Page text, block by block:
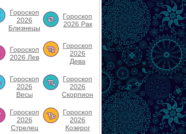
Гороскоп
2026
Близнецы
Гороскоп
2026 Рак
Гороскоп
2026 Лев
Гороскоп
2026
Дева
Гороскоп
2026
Весы
Гороскоп
2026
Скорпион
Гороскоп
2026
Стрелец
Гороскоп
2026
Козерог